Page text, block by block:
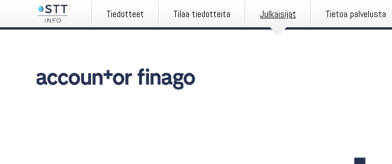
Tiedotteet Tilaa tiedotteita Julkaisijat Tietoa palvelusta